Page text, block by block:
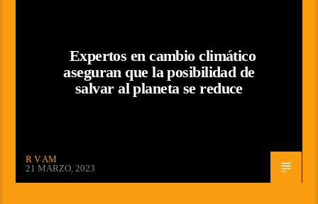
Expertos en cambio climático
aseguran que la posibilidad de
salvar al planeta se reduce
R V AM
21 MARZO, 2023